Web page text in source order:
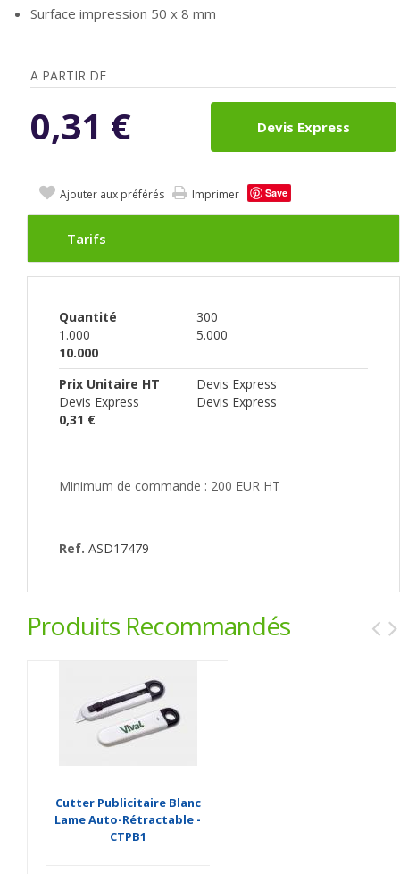
Surface impression 50 x 8 mm
A PARTIR DE
0,31 € Devis Express
Ajouter aux préférés Imprimer Save
Tarifs
Quantité
300
1.000
5.000
10.000
Prix Unitaire HT
Devis Express
Devis Express
Devis Express
0,31 €
Minimum de commande : 200 EUR HT
Ref. ASD17479
Produits Recommandés
Cutter Publicitaire Blanc
Lame Auto-Rétractable -
CTPB1